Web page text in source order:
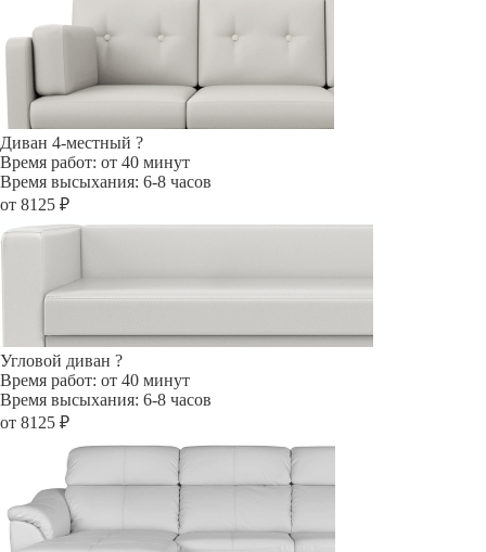
Диван 4-местный ?
Время работ: от 40 минут
Время высыхания: 6-8 часов
от 8125 ₽
Угловой диван ?
Время работ: от 40 минут
Время высыхания: 6-8 часов
от 8125 ₽